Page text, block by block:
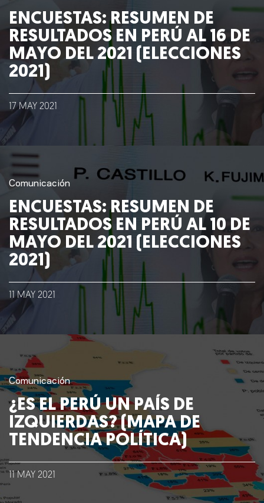
ENCUESTAS: RESUMEN DE
RESULTADOS EN PERÚ AL 16 DE
MAYO DEL 2021 (ELECCIONES
2021)
17 MAY 2021
Comunicación
ENCUESTAS: RESUMEN DE
RESULTADOS EN PERÚ AL 10 DE
MAYO DEL 2021 (ELECCIONES
2021)
11 MAY 2021
Comunicación
¿ES EL PERÚ UN PAÍS DE
IZQUIERDAS? (MAPA DE
TENDENCIA POLÍTICA)
11 MAY 2021